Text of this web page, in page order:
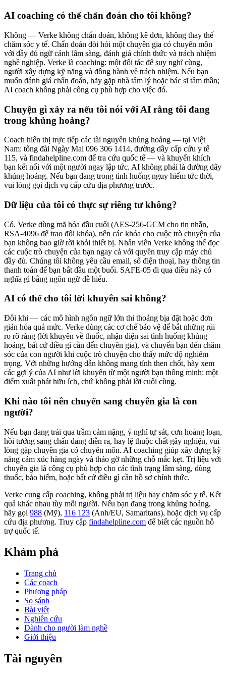
AI coaching có thể chẩn đoán cho tôi không?
Không — Verke không chẩn đoán, không kê đơn, không thay thế
chăm sóc y tế. Chẩn đoán đòi hỏi một chuyên gia có chuyên môn
với đầy đủ ngữ cảnh lâm sàng, đánh giá chính thức và trách nhiệm
nghề nghiệp. Verke là coaching: một đối tác để suy nghĩ cùng,
người xây dựng kỹ năng và đồng hành về trách nhiệm. Nếu bạn
muốn đánh giá chẩn đoán, hãy gặp nhà tâm lý hoặc bác sĩ tâm thần;
AI coach không phải công cụ phù hợp cho việc đó.
Chuyện gì xảy ra nếu tôi nói với AI rằng tôi đang
trong khủng hoảng?
Coach hiển thị trực tiếp các tài nguyên khủng hoảng — tại Việt
Nam: tổng đài Ngày Mai 096 306 1414, đường dây cấp cứu y tế
115, và findahelpline.com để tra cứu quốc tế — và khuyến khích
bạn kết nối với một người ngay lập tức. AI không phải là đường dây
khủng hoảng. Nếu bạn đang trong tình huống nguy hiểm tức thời,
vui lòng gọi dịch vụ cấp cứu địa phương trước.
Dữ liệu của tôi có thực sự riêng tư không?
Có. Verke dùng mã hóa đầu cuối (AES-256-GCM cho tin nhắn,
RSA-4096 để trao đổi khóa), nên các khóa cho cuộc trò chuyện của
bạn không bao giờ rời khỏi thiết bị. Nhân viên Verke không thể đọc
các cuộc trò chuyện của bạn ngay cả với quyền truy cập máy chủ
đầy đủ. Chúng tôi không yêu cầu email, số điện thoại, hay thông tin
thanh toán để bạn bắt đầu một buổi. SAFE-05 đi qua điều này có
nghĩa gì bằng ngôn ngữ dễ hiểu.
AI có thể cho tôi lời khuyên sai không?
Đôi khi — các mô hình ngôn ngữ lớn thi thoảng bịa đặt hoặc đơn
giản hóa quá mức. Verke dùng các cơ chế bảo vệ để bắt những rủi
ro rõ ràng (lời khuyên về thuốc, nhận diện sai tình huống khủng
hoảng, bất cứ điều gì cần đến chuyên gia), và chuyển bạn đến chăm
sóc của con người khi cuộc trò chuyện cho thấy mức độ nghiêm
trọng. Với những hướng dẫn không mang tính then chốt, hãy xem
các gợi ý của AI như lời khuyên từ một người bạn thông minh: một
điểm xuất phát hữu ích, chứ không phải lời cuối cùng.
Khi nào tôi nên chuyển sang chuyên gia là con
người?
Nếu bạn đang trải qua trầm cảm nặng, ý nghĩ tự sát, cơn hoảng loạn,
hồi tưởng sang chấn đang diễn ra, hay lệ thuộc chất gây nghiện, vui
lòng gặp chuyên gia có chuyên môn. AI coaching giúp xây dựng kỹ
năng cảm xúc hàng ngày và tháo gỡ những chỗ mắc kẹt. Trị liệu với
chuyên gia là công cụ phù hợp cho các tình trạng lâm sàng, dùng
thuốc, bảo hiểm, hoặc bất cứ điều gì cần hồ sơ chính thức.
Verke cung cấp coaching, không phải trị liệu hay chăm sóc y tế. Kết
quả khác nhau tùy mỗi người. Nếu bạn đang trong khủng hoảng,
hãy gọi 988 (Mỹ), 116 123 (Anh/EU, Samaritans), hoặc dịch vụ cấp
cứu địa phương. Truy cập findahelpline.com để biết các nguồn hỗ
trợ quốc tế.
Khám phá
Trang chủ
Các coach
Phương pháp
So sánh
Bài viết
Nghiên cứu
Dành cho người làm nghề
Giới thiệu
Tài nguyên